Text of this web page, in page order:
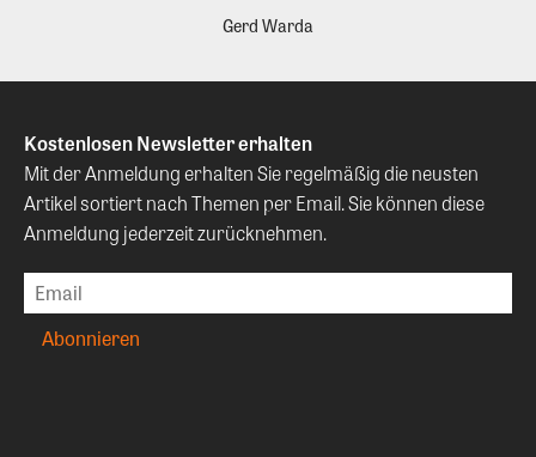
Gerd Warda
Kostenlosen Newsletter erhalten
Mit der Anmeldung erhalten Sie regelmäßig die neusten
Artikel sortiert nach Themen per Email. Sie können diese
Anmeldung jederzeit zurücknehmen.